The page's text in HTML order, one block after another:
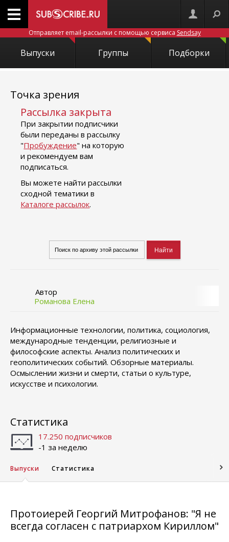
Отправляет email-рассылки с помощью сервиса Sendsay
Выпуски Группы Подборки
Точка зрения
Рассылка закрыта
При закрытии подписчики
были переданы в рассылку
"Пробуждение" на которую
и рекомендуем вам
подписаться.
Вы можете найти рассылки
сходной тематики в
Каталоге рассылок.
Автор
Романова Елена
Информационные технологии, политика, социология,
международные тенденции, религиозные и
философские аспекты. Анализ политических и
геополитических событий. Обзорные материалы.
Осмыслении жизни и смерти, статьи о культуре,
искусстве и психологии.
Статистика
17.250 подписчиков
-1 за неделю
Выпуски Статистика
Протоиерей Георгий Митрофанов: "Я не
всегда согласен с патриархом Кириллом"